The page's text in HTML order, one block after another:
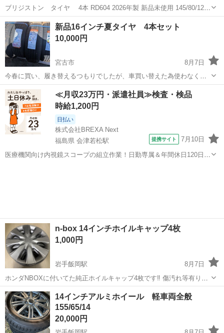
ブリジストン タイヤ 4本 RD604 2026年製 新品未使用 145/80/12
軽トラック軽バン等に 引き取りでお願い致します。
岩手 北上市 江釣子駅 タイヤ、ホイール
新品16インチ夏タイヤ 4本セット
10,000円
宮古市
8月7日
今春に買い、履き替えるつもりでしたが、車買い替えた為使わなくな
りました。 新品ですが倉庫保管していたため汚れあります。
岩手 宮古市 タイヤ、ホイール
≪月収23万円・派遣社員≫検査・検品
時給1,200円
日払い
株式会社BREXA Next
福島県 会津若松駅
提携サイト 7月10日
医療機関向け内視鏡スコープの組立作業！日勤専属＆年間休日120日
n-box 14インチホイルキャップ4枚
1,000円
岩手飯岡駅
8月7日
ホンダNBOXに付いてた純正ホイルキャップ4枚です‼️ 傷汚れ等有りで
す‼️ 使用には問題無いと思います‼️ n-wgn n-one等にも付くと思います
が 適合心配な方はディーラーに聞いて下さい！(^^) 落とした方 割れ
て...
岩手 盛岡市 岩手飯岡駅 タイヤ、ホイール 14インチ
14インチアルミホイール 軽車両全般
155/65/14
20,000円